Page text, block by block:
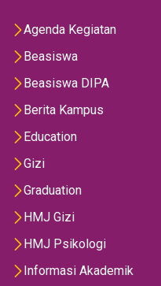
Agenda Kegiatan
Beasiswa
Beasiswa DIPA
Berita Kampus
Education
Gizi
Graduation
HMJ Gizi
HMJ Psikologi
Informasi Akademik